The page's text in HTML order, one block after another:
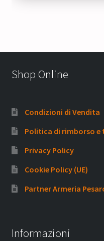
Shop Online
Condizioni di Vendita
Politica di rimborso e
Privacy Policy
Cookie Policy (UE)
Partner Armeria
Informazioni